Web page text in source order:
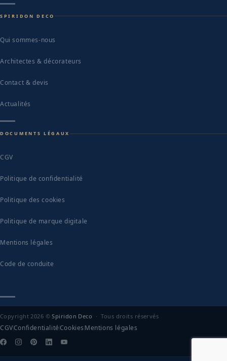
SPIRIDON DECO
Qui sommes-nous
Architectes & décorateurs
Contact & devis
Actualités
DOCUMENTS LÉGAUX
CGV
Politique de confidentialité
Politique des cookies
Politique de marque digitale
Mentions légales
Code de conduite
Copyright 2026 ©Spiridon Deco · Tous droits réservés
CGVConfidentialitéCookiesMentions légales